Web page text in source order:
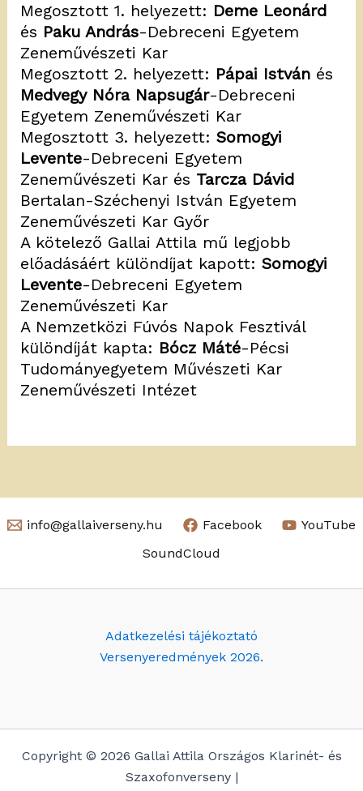
Megosztott 1. helyezett: Deme Leonárd
és Paku András-Debreceni Egyetem
Zeneművészeti Kar
Megosztott 2. helyezett: Pápai Istvánés
Medvegy Nóra Napsugár-Debreceni
Egyetem Zeneművészeti Kar
Megosztott 3. helyezett: Somogyi
Levente-Debreceni Egyetem
Zeneművészeti Kar és Tarcza Dávid
Bertalan-Széchenyi István Egyetem
Zeneművészeti Kar Győr
A kötelező Gallai Attila mű legjobb
előadásáért különdíjat kapott: Somogyi
Levente-Debreceni Egyetem
Zeneművészeti Kar
A Nemzetközi Fúvós Napok Fesztivál
különdíját kapta: Bócz Máté-Pécsi
Tudományegyetem Művészeti Kar
Zeneművészeti Intézet
info@gallaiverseny.hu Facebook
YouTube
SoundCloud
Adatkezelési tájékoztató
Versenyeredmények 2026.
Copyright © 2026 Gallai Attila Országos Klarinét- és
Szaxofonverseny |